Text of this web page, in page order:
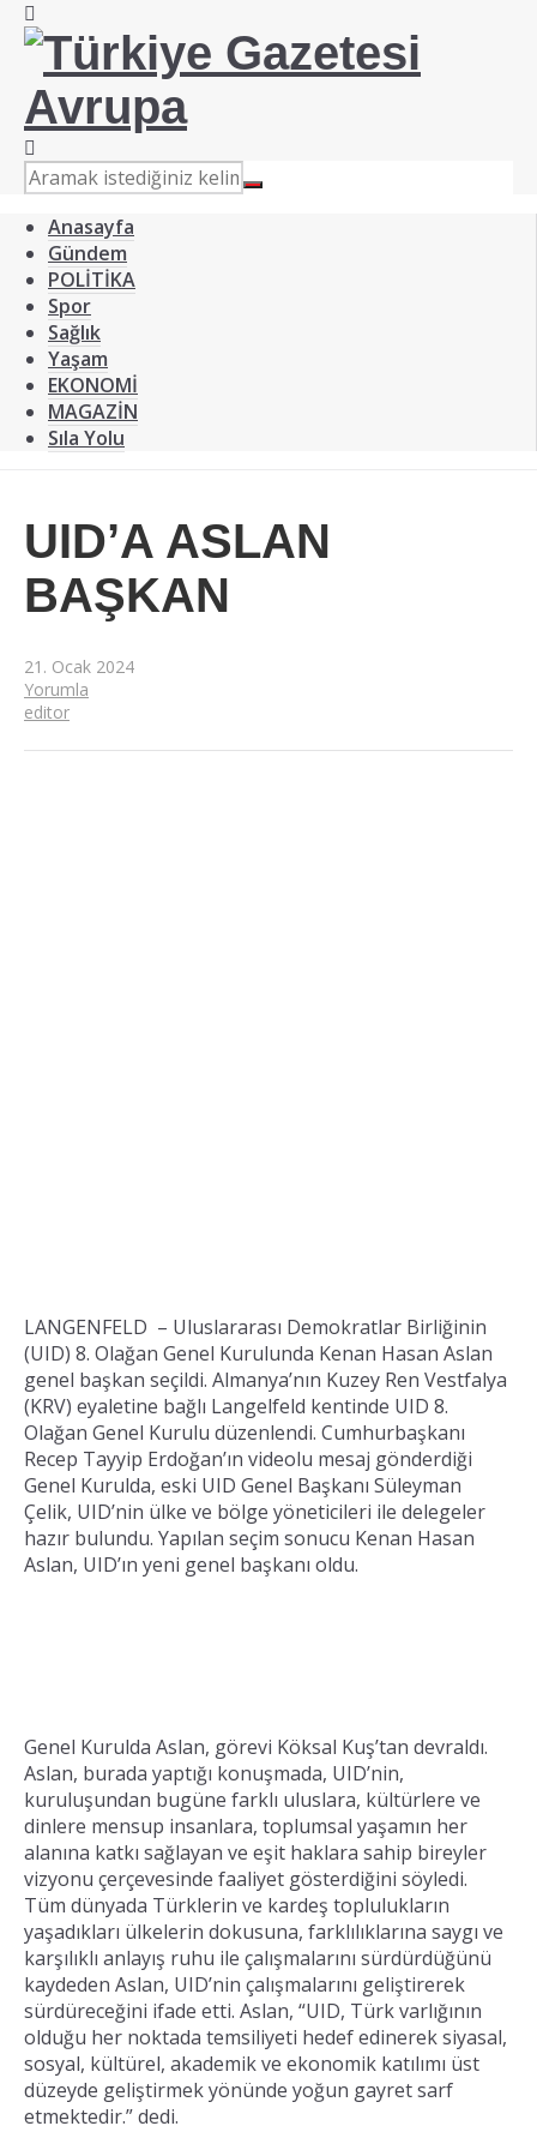
Anasayfa
Gündem
POLİTİKA
Spor
Sağlık
Yaşam
EKONOMİ
MAGAZİN
Sıla Yolu
UID’A ASLAN
BAŞKAN
21. Ocak 2024
Yorumla
editor
LANGENFELD – Uluslararası Demokratlar Birliğinin
(UID) 8. Olağan Genel Kurulunda Kenan Hasan Aslan
genel başkan seçildi. Almanya’nın Kuzey Ren Vestfalya
(KRV) eyaletine bağlı Langelfeld kentinde UID 8.
Olağan Genel Kurulu düzenlendi. Cumhurbaşkanı
Recep Tayyip Erdoğan’ın videolu mesaj gönderdiği
Genel Kurulda, eski UID Genel Başkanı Süleyman
Çelik, UID’nin ülke ve bölge yöneticileri ile delegeler
hazır bulundu. Yapılan seçim sonucu Kenan Hasan
Aslan, UID’ın yeni genel başkanı oldu.
Genel Kurulda Aslan, görevi Köksal Kuş’tan devraldı.
Aslan, burada yaptığı konuşmada, UID’nin,
kuruluşundan bugüne farklı uluslara, kültürlere ve
dinlere mensup insanlara, toplumsal yaşamın her
alanına katkı sağlayan ve eşit haklara sahip bireyler
vizyonu çerçevesinde faaliyet gösterdiğini söyledi.
Tüm dünyada Türklerin ve kardeş toplulukların
yaşadıkları ülkelerin dokusuna, farklılıklarına saygı ve
karşılıklı anlayış ruhu ile çalışmalarını sürdürdüğünü
kaydeden Aslan, UID’nin çalışmalarını geliştirerek
sürdüreceğini ifade etti. Aslan, “UID, Türk varlığının
olduğu her noktada temsiliyeti hedef edinerek siyasal,
sosyal, kültürel, akademik ve ekonomik katılımı üst
düzeyde geliştirmek yönünde yoğun gayret sarf
etmektedir.” dedi.